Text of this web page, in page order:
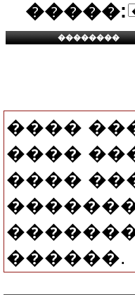
�����:
����
����
����
������.